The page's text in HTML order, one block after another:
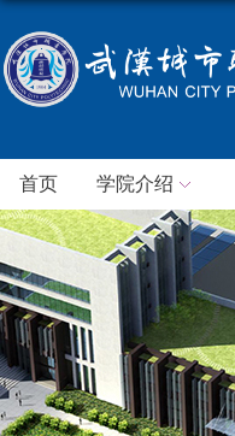
首页 学院介绍